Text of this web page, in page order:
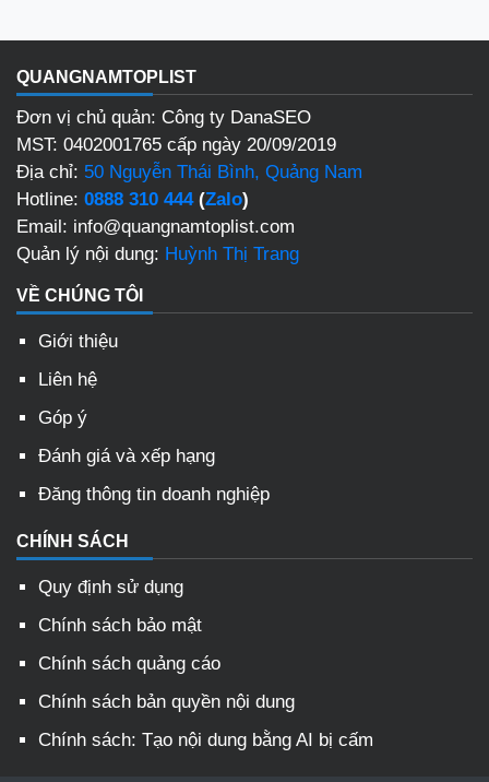
QUANGNAMTOPLIST
Đơn vị chủ quản: Công ty DanaSEO
MST: 0402001765 cấp ngày 20/09/2019
Địa chỉ: 50 Nguyễn Thái Bình, Quảng Nam
Hotline: 0888 310 444(Zalo)
Email: info@quangnamtoplist.com
Quản lý nội dung: Huỳnh Thị Trang
VỀ CHÚNG TÔI
Giới thiệu
Liên hệ
Góp ý
Đánh giá và xếp hạng
Đăng thông tin doanh nghiệp
CHÍNH SÁCH
Quy định sử dụng
Chính sách bảo mật
Chính sách quảng cáo
Chính sách bản quyền nội dung
Chính sách: Tạo nội dung bằng AI bị cấm